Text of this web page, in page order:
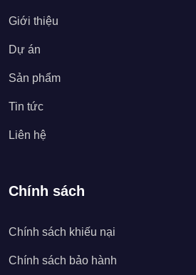
Giới thiệu
Dự án
Sản phẩm
Tin tức
Liên hệ
Chính sách
Chính sách khiếu nại
Chính sách bảo hành